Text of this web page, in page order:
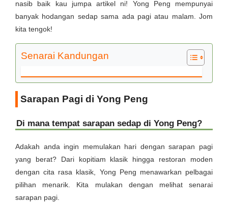
nasib baik kau jumpa artikel ni! Yong Peng mempunyai
banyak hodangan sedap sama ada pagi atau malam. Jom
kita tengok!
Senarai Kandungan
Sarapan Pagi di Yong Peng
Di mana tempat sarapan sedap di Yong Peng?
Adakah anda ingin memulakan hari dengan sarapan pagi
yang berat? Dari kopitiam klasik hingga restoran moden
dengan cita rasa klasik, Yong Peng menawarkan pelbagai
pilihan menarik. Kita mulakan dengan melihat senarai
sarapan pagi.